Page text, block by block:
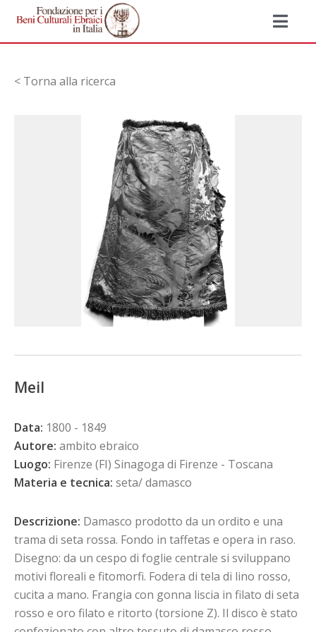
< Torna alla ricerca
Meil
Data: 1800 - 1849
Autore: ambito ebraico
Luogo: Firenze (FI) Sinagoga di Firenze - Toscana
Materia e tecnica: seta/ damasco
Descrizione: Damasco prodotto da un ordito e una
trama di seta rossa. Fondo in taffetas e opera in raso.
Disegno: da un cespo di foglie centrale si sviluppano
motivi floreali e fitomorfi. Fodera di tela di lino rosso,
cucita a mano. Frangia con gonna liscia in filato di seta
rosso e oro filato e ritorto (torsione Z). Il disco è stato